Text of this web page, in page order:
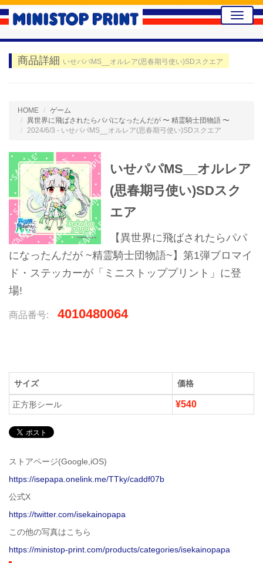
Toggle
商品詳細 いせパパMS__オルレア(思春期弓使い)SDスクエア
HOME
ゲーム
異世界に飛ばされたらパパになったんだが 〜 精霊騎士団物語 〜
2024/6/3 - いせパパMS__オルレア(思春期弓使い)SDスクエア
いせパパMS__オルレア
(思春期弓使い)SDスク
エア
【異世界に飛ばされたらパパ
になったんだが ~精霊騎士団物語~】第1弾ブロマイ
ド・ステッカーが「ミニストッププリント」に登
場!
商品番号: 4010480064
サイズ 価格
正方形シール ¥540
ストアページ(Google,iOS)
https://isepapa.onelink.me/TTky/caddf07b
公式X
https://twitter.com/isekainopapa
この他の写真はこちら
https://ministop-print.com/products/categories/isekainopapa